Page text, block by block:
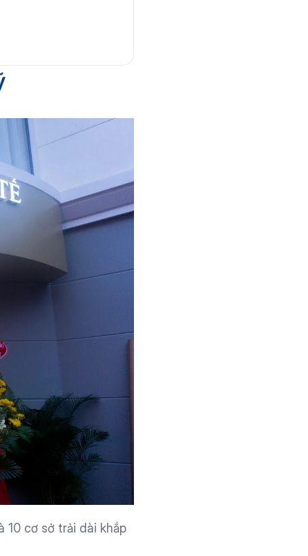
10 cơ sở trải dài khắp